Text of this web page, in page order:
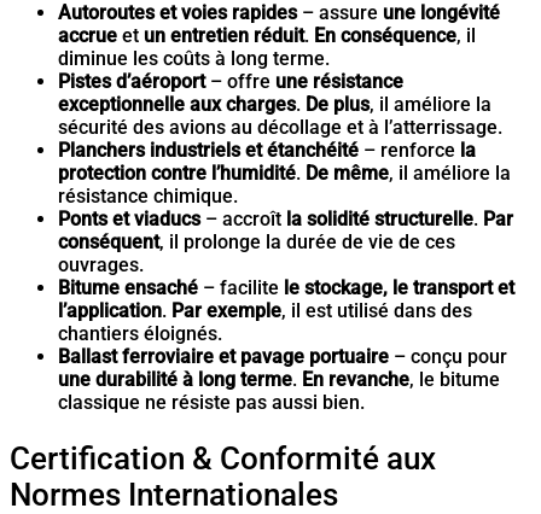
Autoroutes et voies rapides– assure une longévité
accrue et un entretien réduit. En conséquence, il
diminue les coûts à long terme.
Pistes d’aéroport– offre une résistance
exceptionnelle aux charges. De plus, il améliore la
sécurité des avions au décollage et à l’atterrissage.
Planchers industriels et étanchéité – renforce la
protection contre l’humidité. De même, il améliore la
résistance chimique.
Ponts et viaducs– accroît la solidité structurelle. Par
conséquent, il prolonge la durée de vie de ces
ouvrages.
Bitume ensaché – facilite le stockage, le transport et
l’application. Par exemple, il est utilisé dans des
chantiers éloignés.
Ballast ferroviaire et pavage portuaire – conçu pour
une durabilité à long terme. En revanche, le bitume
classique ne résiste pas aussi bien.
Certification & Conformité aux
Normes Internationales